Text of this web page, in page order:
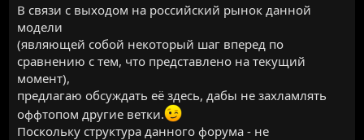
В связи с выходом на российский рынок данной
модели
(являющей собой некоторый шаг вперед по
сравнению с тем, что представлено на текущий
момент),
предлагаю обсуждать её здесь, дабы не захламлять
оффтопом другие ветки.
Поскольку структура данного форума - не